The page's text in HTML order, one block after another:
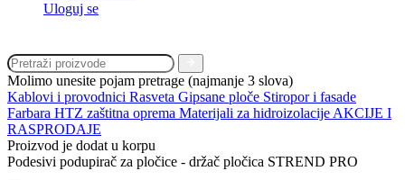
Uloguj se
Molimo unesite pojam pretrage (najmanje 3 slova)
Kablovi i provodnici Rasveta Gipsane ploče Stiropor i fasade
Farbara HTZ zaštitna oprema Materijali za hidroizolacije AKCIJE I
RASPRODAJE
Proizvod je dodat u korpu
Podesivi podupirač za pločice - držač pločica STREND PRO